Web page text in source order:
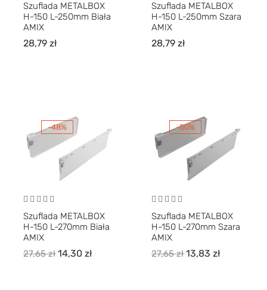
Szuflada METALBOX
H-150 L-250mm Biała
AMIX
28,79 zł
Szuflada METALBOX
H-150 L-250mm Szara
AMIX
28,79 zł
-48%
Szuflada METALBOX
H-150 L-270mm Biała
AMIX
27,65zł 14,30 zł
-50%
Szuflada METALBOX
H-150 L-270mm Szara
AMIX
27,65zł 13,83 zł